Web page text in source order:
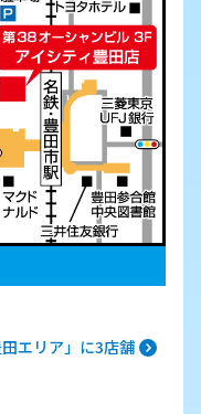
エリア」に3店舗